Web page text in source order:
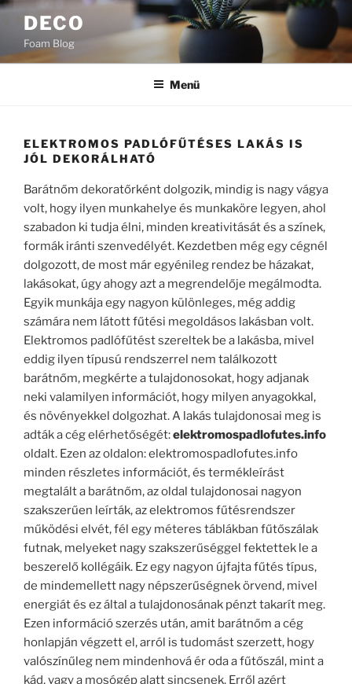
Tartalomhoz
DECO
Foam Blog
Menü
ELEKTROMOS PADLÓFŰTÉSES LAKÁS IS
JÓL DEKORÁLHATÓ
Barátnőm dekoratőrként dolgozik, mindig is nagy vágya
volt, hogy ilyen munkahelye és munkaköre legyen, ahol
szabadon ki tudja élni, minden kreativitását és a színek,
formák iránti szenvedélyét. Kezdetben még egy cégnél
dolgozott, de most már egyénileg rendez be házakat,
lakásokat, úgy ahogy azt a megrendelője megálmodta.
Egyik munkája egy nagyon különleges, még addig
számára nem látott fűtési megoldásos lakásban volt.
Elektromos padlófűtést szereltek be a lakásba, mivel
eddig ilyen típusú rendszerrel nem találkozott
barátnőm, megkérte a tulajdonosokat, hogy adjanak
neki valamilyen információt, hogy milyen anyagokkal,
és növényekkel dolgozhat. A lakás tulajdonosai meg is
adták a cég elérhetőségét:elektromospadlofutes.info
oldalt. Ezen az oldalon: elektromospadlofutes.info
minden részletes információt, és termékleírást
megtalált a barátnőm, az oldal tulajdonosai nagyon
szakszerűen leírták, az elektromos fűtésrendszer
működési elvét, fél egy méteres táblákban fűtőszálak
futnak, melyeket nagy szakszerűséggel fektettek le a
beszerelő kollégáik. Ez egy nagyon újfajta fűtés típus,
de mindemellett nagy népszerűségnek örvend, mivel
energiát és ez által a tulajdonosának pénzt takarít meg.
Ezen információ szerzés után, amit barátnőm a cég
honlapján végzett el, arról is tudomást szerzett, hogy
valószínűleg nem mindenhová ér oda a fűtőszál, mint a
kád, vagy a mosógép alatt sincsenek. Erről azért